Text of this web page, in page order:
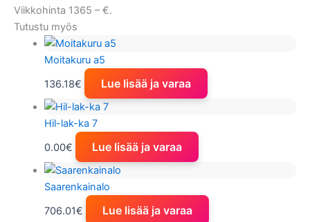
Viikkohinta 1365 – €.
Tutustu myös
Moitakuru a5
136.18€ Lue lisää ja varaa
Hil-lak-ka 7
0.00€ Lue lisää ja varaa
Saarenkainalo
706.01€ Lue lisää ja varaa